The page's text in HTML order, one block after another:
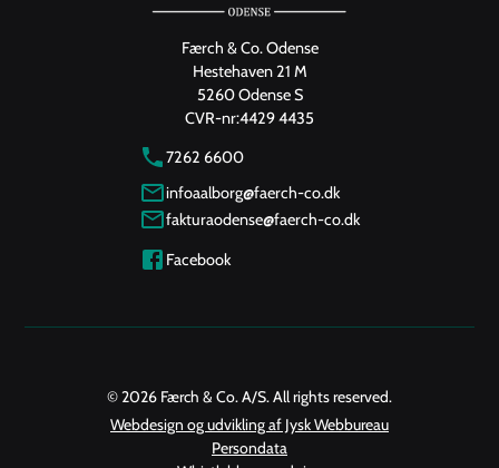
Færch & Co. Odense
Hestehaven 21 M
5260 Odense S
CVR-nr:4429 4435
7262 6600
infoaalborg@faerch-co.dk
fakturaodense@faerch-co.dk
Facebook
© 2026 Færch & Co. A/S. All rights reserved.
Webdesign og udvikling af Jysk Webbureau
Persondata